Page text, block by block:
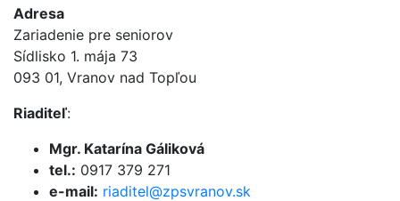
Adresa
Zariadenie pre seniorov
Sídlisko 1. mája 73
093 01, Vranov nad Topľou
Riaditeľ:
Mgr. Katarína Gáliková
tel.: 0917 379 271
e-mail: riaditel@zpsvranov.sk